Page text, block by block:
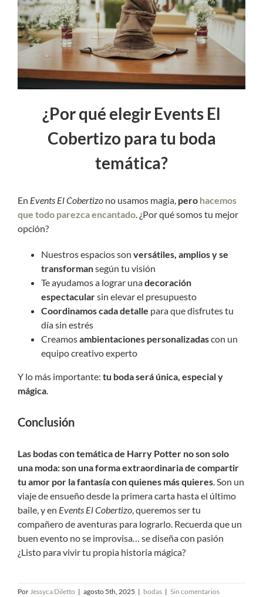
¿Por qué elegir Events El
Cobertizo para tu boda
temática?
En Events El Cobertizono usamos magia, pero hacemos
que todo parezca encantado. ¿Por qué somos tu mejor
opción?
Nuestros espacios son versátiles, amplios y se
transformansegún tu visión
Te ayudamos a lograr unadecoración
espectacularsin elevar el presupuesto
Coordinamos cada detalle para que disfrutes tu
día sin estrés
Creamosambientaciones personalizadascon un
equipo creativo experto
Y lo más importante: tu boda será única, especial y
mágica.
Conclusión
Las bodas con temática de Harry Potter no son solo
una moda: son una forma extraordinaria de compartir
tu amor por la fantasía con quienes más quieres. Son un
viaje de ensueño desde la primera carta hasta el último
baile, y en Events El Cobertizo, queremos ser tu
compañero de aventuras para lograrlo. Recuerda que un
buen evento no se improvisa… se diseña con pasión
¿Listo para vivir tu propia historia mágica?
Por Jessyca Diletto | agosto 5th, 2025 | bodas | Sin comentarios